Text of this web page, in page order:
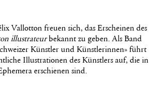
Vallotton freuen sich, das Erscheinen des
illustrateurbekannt zu geben. Als Band
Künstler und Künstlerinnen» führt
Illustrationen des Künstlers auf, die in
erschienen sind.